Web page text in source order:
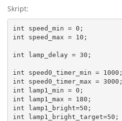
Skript:
int speed_min = 0;
int speed_max = 10;
int lamp_delay = 30;
int speed0_timer_min = 1000;
int speed0_timer_max = 3000;
int lamp1_min = 0;
int lamp1_max = 180;
int lamp1_bright=50;
int lamp1_bright_target=50;